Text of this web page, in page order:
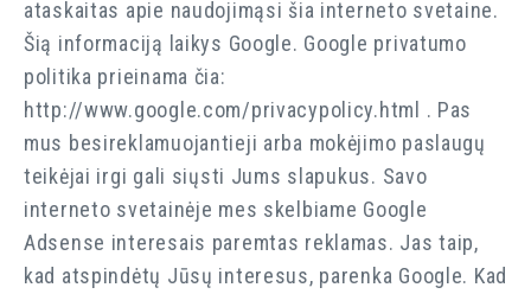
ataskaitas apie naudojimąsi šia interneto svetaine.
Šią informaciją laikys Google. Google privatumo
politika prieinama čia:
http://www.google.com/privacypolicy.html . Pas
mus besireklamuojantieji arba mokėjimo paslaugų
teikėjai irgi gali siųsti Jums slapukus. Savo
interneto svetainėje mes skelbiame Google
Adsense interesais paremtas reklamas. Jas taip,
kad atspindėtų Jūsų interesus, parenka Google. Kad